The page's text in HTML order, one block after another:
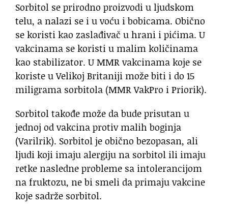
Sorbitol se prirodno proizvodi u ljudskom
telu, a nalazi se i u voću i bobicama. Obično
se koristi kao zaslađivač u hrani i pićima. U
vakcinama se koristi u malim količinama
kao stabilizator. U MMR vakcinama koje se
koriste u Velikoj Britaniji može biti i do 15
miligrama sorbitola (MMR VakPro i Priorik).
Sorbitol takođe može da bude prisutan u
jednoj od vakcina protiv malih boginja
(Varilrik). Sorbitol je obično bezopasan, ali
ljudi koji imaju alergiju na sorbitol ili imaju
retke nasledne probleme sa intolerancijom
na fruktozu, ne bi smeli da primaju vakcine
koje sadrže sorbitol.